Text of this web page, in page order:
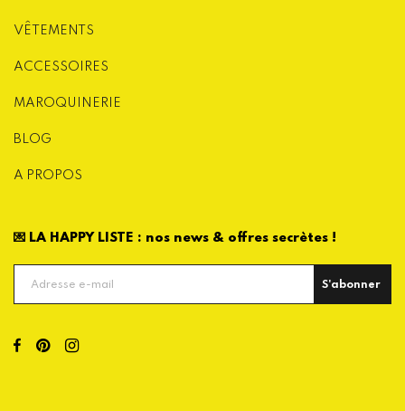
VÊTEMENTS
ACCESSOIRES
MAROQUINERIE
BLOG
A PROPOS
💌 LA HAPPY LISTE : nos news & offres secrètes !
S'abonner